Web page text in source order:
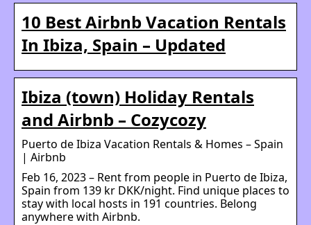
10 Best Airbnb Vacation Rentals
In Ibiza, Spain – Updated
Ibiza (town) Holiday Rentals
and Airbnb – Cozycozy
Puerto de Ibiza Vacation Rentals & Homes – Spain
| Airbnb
Feb 16, 2023 – Rent from people in Puerto de Ibiza,
Spain from 139 kr DKK/night. Find unique places to
stay with local hosts in 191 countries. Belong
anywhere with Airbnb.